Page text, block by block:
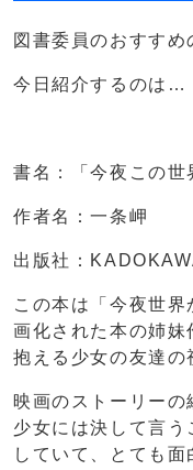
図書委員のおすすめ
今日紹介するのは…
書名：「今夜この世
作者名：一条岬
出版社：
この本は「今夜世
画化された本の姉妹
抱える少女の友達の
映画のストーリー
少女には決して言う
していて、とても面